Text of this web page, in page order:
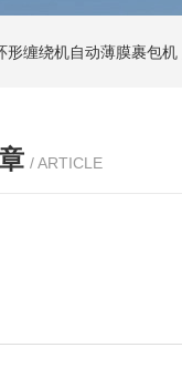
形缠绕机自动薄膜裹包机
/ ARTICLE